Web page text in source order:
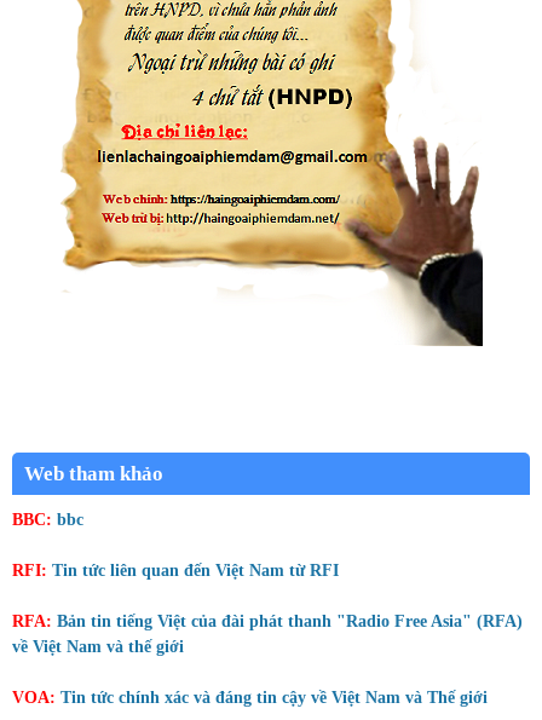
Web tham khảo
BBC: bbc
RFI: Tin tức liên quan đến Việt Nam từ RFI
RFA: Bản tin tiếng Việt của đài phát thanh "Radio Free Asia" (RFA)
về Việt Nam và thế giới
VOA: Tin tức chính xác và đáng tin cậy về Việt Nam và Thế giới